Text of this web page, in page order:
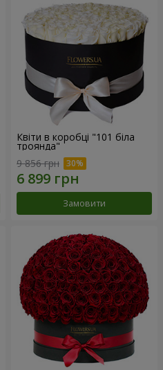
Квіти в коробці "101 біла
троянда"
9 856 грн
Замовити